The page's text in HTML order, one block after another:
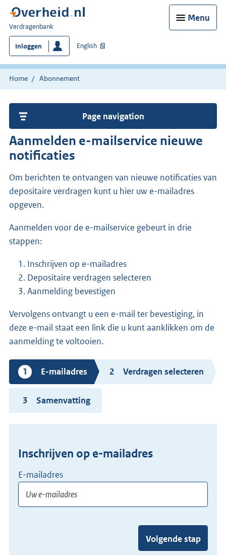
Menu
U
bent
hier:
Verdragenbank
Inloggen English
Home Abonnement
Page navigation
Aanmelden e-mailservice nieuwe
notificaties
Om berichten te ontvangen van nieuwe notificaties van
depositaire verdragen kunt u hier uw e-mailadres
opgeven.
Aanmelden voor de e-mailservice gebeurt in drie
stappen:
Inschrijven op e-mailadres
Depositaire verdragen selecteren
Aanmelding bevestigen
Vervolgens ontvangt u een e-mail ter bevestiging, in
deze e-mail staat een link die u kunt aanklikken om de
aanmelding te voltooien.
Huidige
stap
E-mailadres Verdragen selecteren
Samenvatting
Inschrijven op e-mailadres
E-mailadres
Volgende stap